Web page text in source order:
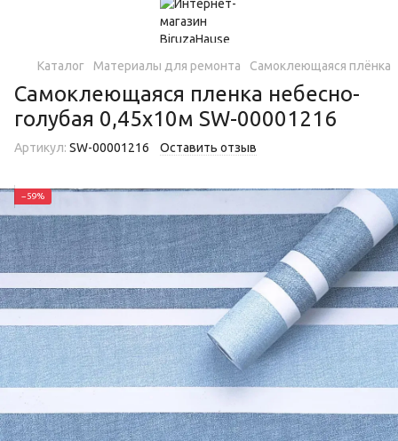
Каталог Материалы для ремонта Самоклеющаяся плёнка
Самоклеющаяся пленка небесно-
голубая 0,45х10м SW-00001216
Артикул: SW-00001216 Оставить отзыв
−59%